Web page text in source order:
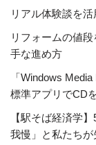
リアル体験談を
リフォームの値
手な進め方
「Windows
標準アプリでCD
【駅そば経済学
我慢」と私たち